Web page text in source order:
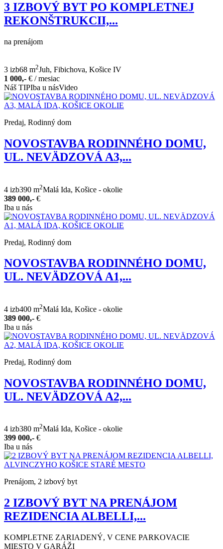
3 IZBOVÝ BYT PO KOMPLETNEJ
REKONŠTRUKCII,...
na prenájom
3 izb68 m2Juh, Fibichova, Košice IV
1 000,- € / mesiac
Náš TIPIba u násVideo
Predaj, Rodinný dom
NOVOSTAVBA RODINNÉHO DOMU,
UL. NEVÄDZOVÁ A3,...
4 izb390 m2Malá Ida, Košice - okolie
389 000,- €
Iba u nás
Predaj, Rodinný dom
NOVOSTAVBA RODINNÉHO DOMU,
UL. NEVÄDZOVÁ A1,...
4 izb400 m2Malá Ida, Košice - okolie
389 000,- €
Iba u nás
Predaj, Rodinný dom
NOVOSTAVBA RODINNÉHO DOMU,
UL. NEVÄDZOVÁ A2,...
4 izb380 m2Malá Ida, Košice - okolie
399 000,- €
Iba u nás
Prenájom, 2 izbový byt
2 IZBOVÝ BYT NA PRENÁJOM
REZIDENCIA ALBELLI,...
KOMPLETNE ZARIADENÝ, V CENE PARKOVACIE
MIESTO V GARÁŽI